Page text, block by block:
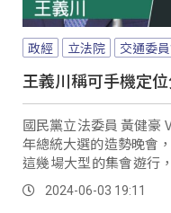
政經 立法院 交通委
王義川稱可手機定
國民黨立法委員 黃健豪
年總統大選的造勢晚會
這幾場大型的集會遊行
機的電信信令資料？）
關的活動，我們沒有這樣
2024-06-03 19:11